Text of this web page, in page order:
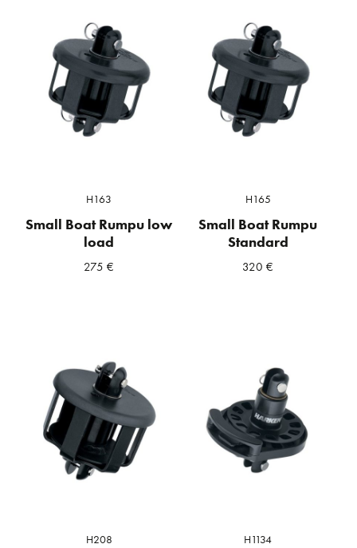
H163
Small Boat Rumpu low
load
275€
H165
Small Boat Rumpu
Standard
320€
H208 H1134